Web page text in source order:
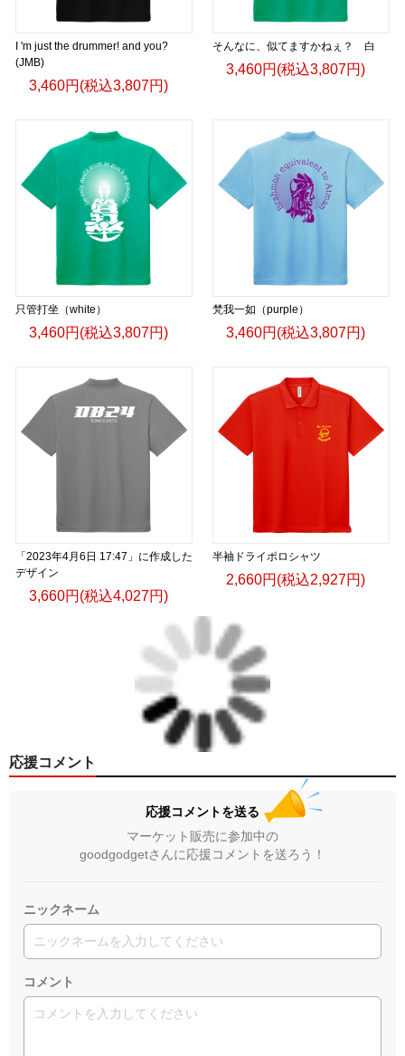
I 'm just the drummer! and you?
(JMB)
3,460円(税込3,807円)
そんなに、似てますかねぇ？ 白
3,460円(税込3,807円)
只管打坐（white）
3,460円(税込3,807円)
梵我一如（purple）
3,460円(税込3,807円)
「2023年4月6日 17:47」に作成した
デザイン
3,660円(税込4,027円)
半袖ドライポロシャツ
2,660円(税込2,927円)
応援コメント
応援コメントを送る
マーケット販売に参加中の
goodgodgetさんに応援コメントを送ろう！
ニックネーム
コメント